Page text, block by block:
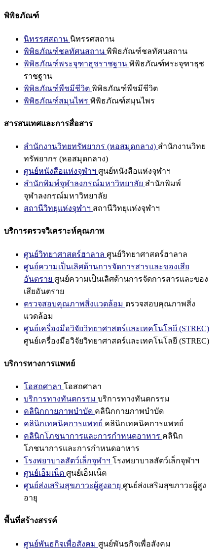
พิพิธภัณฑ์
นิทรรศสถาน นิทรรศสถาน
พิพิธภัณฑ์ชลทัศนสถาน พิพิธภัณฑ์ชลทัศนสถาน
พิพิธภัณฑ์พระจุฑาธุชราชฐาน พิพิธภัณฑ์พระจุฑาธุช
ราชฐาน
พิพิธภัณฑ์พืชมีชีวิต พิพิธภัณฑ์พืชมีชีวิต
พิพิธภัณฑ์สมุนไพร พิพิธภัณฑ์สมุนไพร
สารสนเทศและการสื่อสาร
สำนักงานวิทยทรัพยากร (หอสมุดกลาง) สำนักงานวิทย
ทรัพยากร (หอสมุดกลาง)
ศูนย์หนังสือแห่งจุฬาฯ ศูนย์หนังสือแห่งจุฬาฯ
สำนักพิมพ์จุฬาลงกรณ์มหาวิทยาลัย สำนักพิมพ์
จุฬาลงกรณ์มหาวิทยาลัย
สถานีวิทยุแห่งจุฬาฯ สถานีวิทยุแห่งจุฬาฯ
บริการตรวจวิเคราะห์คุณภาพ
ศูนย์วิทยาศาสตร์ฮาลาล ศูนย์วิทยาศาสตร์ฮาลาล
ศูนย์ความเป็นเลิศด้านการจัดการสารและของเสีย
อันตราย ศูนย์ความเป็นเลิศด้านการจัดการสารและของ
เสียอันตราย
ตรวจสอบคุณภาพสิ่งแวดล้อม ตรวจสอบคุณภาพสิ่ง
แวดล้อม
ศูนย์เครื่องมือวิจัยวิทยาศาสตร์และเทคโนโลยี (STREC)
ศูนย์เครื่องมือวิจัยวิทยาศาสตร์และเทคโนโลยี (STREC)
บริการทางการแพทย์
โอสถศาลา โอสถศาลา
บริการทางทันตกรรม บริการทางทันตกรรม
คลินิกกายภาพบำบัด คลินิกกายภาพบำบัด
คลินิกเทคนิคการแพทย์ คลินิกเทคนิคการแพทย์
คลินิกโภชนาการและการกำหนดอาหาร คลินิก
โภชนาการและการกำหนดอาหาร
โรงพยาบาลสัตว์เล็กจุฬาฯ โรงพยาบาลสัตว์เล็กจุฬาฯ
ศูนย์เอ็มเน็ต ศูนย์เอ็มเน็ต
ศูนย์ส่งเสริมสุขภาวะผู้สูงอายุ ศูนย์ส่งเสริมสุขภาวะผู้สูง
อายุ
พื้นที่สร้างสรรค์
ศูนย์พันธกิจเพื่อสังคม ศูนย์พันธกิจเพื่อสังคม